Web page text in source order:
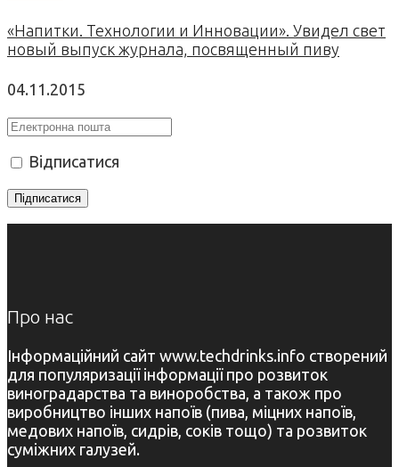
«Напитки. Технологии и Инновации». Увидел свет
новый выпуск журнала, посвященный пиву
04.11.2015
Відписатися
Про нас
Інформаційний сайт www.techdrinks.info створений
для популяризації інформації про розвиток
виноградарства та виноробства, а також про
виробництво інших напоїв (пива, міцних напоїв,
медових напоїв, сидрів, соків тощо) та розвиток
суміжних галузей.